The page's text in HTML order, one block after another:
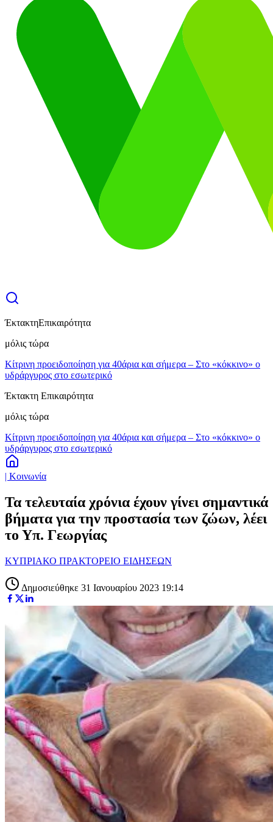
ΈκτακτηΕπικαιρότητα
μόλις τώρα
Κίτρινη προειδοποίηση για 40άρια και σήμερα – Στο «κόκκινο» ο
υδράργυρος στο εσωτερικό
Έκτακτη Επικαιρότητα
μόλις τώρα
Κίτρινη προειδοποίηση για 40άρια και σήμερα – Στο «κόκκινο» ο
υδράργυρος στο εσωτερικό
| Κοινωνία
Τα τελευταία χρόνια έχουν γίνει σημαντικά
βήματα για την προστασία των ζώων, λέει
το Υπ. Γεωργίας
ΚΥΠΡΙΑΚΟ ΠΡΑΚΤΟΡΕΙΟ ΕΙΔΗΣΕΩΝ
Δημοσιεύθηκε 31 Ιανουαρίου 2023 19:14